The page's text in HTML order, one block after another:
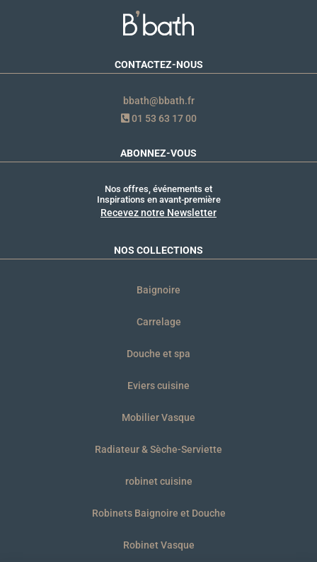
CONTACTEZ-NOUS
bbath@bbath.fr
01 53 63 17 00
ABONNEZ-VOUS
Nos offres, événements et
Inspirations en avant-première
Recevez notre Newsletter
NOS COLLECTIONS
Baignoire
Carrelage
Douche et spa
Eviers cuisine
Mobilier Vasque
Radiateur & Sèche-Serviette
robinet cuisine
Robinets Baignoire et Douche
Robinet Vasque